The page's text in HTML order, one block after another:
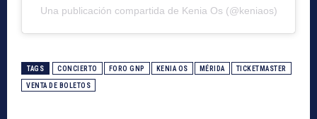
Una publicación compartida de Kenia Os (@keniaos)
TAGS CONCIERTO FORO GNP KENIA OS MÉRIDA TICKETMASTER
VENTA DE BOLETOS